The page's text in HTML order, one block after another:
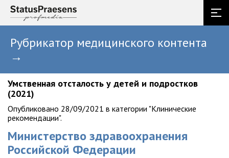
Рубрикатор медицинского контента
→
Умственная отсталость у детей и подростков
(2021)
Опубликовано 28/09/2021 в категории "Клинические
рекомендации".
Министерство здравоохранения
Российской Федерации